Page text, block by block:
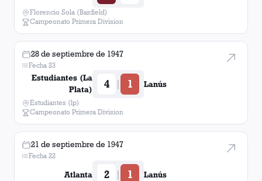
Florencio Sola (Banfield)
Campeonato Primera Division
28 de septiembre de 1947
Fecha 23
Estudiantes (La
Plata)
4 | 1 Lanús
Estudiantes (lp)
Campeonato Primera Division
21 de septiembre de 1947
Fecha 22
Atlanta 2 | 1 Lanús